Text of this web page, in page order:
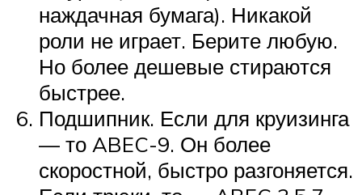
наждачная бумага). Никакой
роли не играет. Берите любую.
Но более дешевые стираются
быстрее.
Подшипник. Если для круизинга
— то ABEC-9. Он более
скоростной, быстро разгоняется.